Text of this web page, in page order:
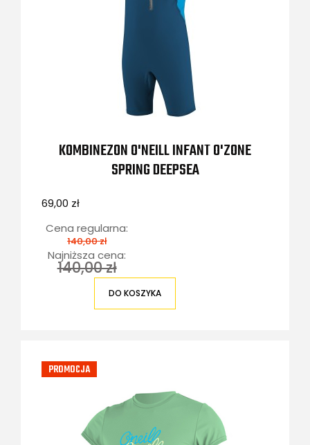
KOMBINEZON O'NEILL INFANT O'ZONE
SPRING DEEPSEA
69,00 zł
Cena regularna:
140,00 zł
Najniższa cena:
140,00 zł
DO KOSZYKA
PROMOCJA